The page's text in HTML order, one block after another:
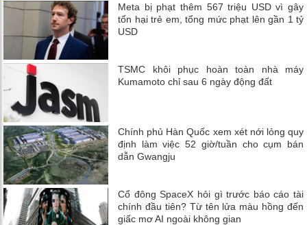
Meta bị phạt thêm 567 triệu USD vì gây
tổn hại trẻ em, tổng mức phạt lên gần 1 tỷ
USD
TSMC khôi phục hoàn toàn nhà máy
Kumamoto chỉ sau 6 ngày động đất
Chính phủ Hàn Quốc xem xét nới lỏng quy
định làm việc 52 giờ/tuần cho cụm bán
dẫn Gwangju
Cổ đông SpaceX hỏi gì trước báo cáo tài
chính đầu tiên? Từ tên lửa màu hồng đến
giấc mơ AI ngoài không gian